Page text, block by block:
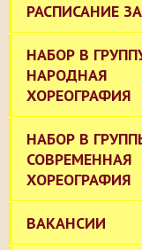
РАСПИСАНИЕ
НАБОР В
НАРОДНАЯ
ХОРЕОГРАФИЯ
НАБОР В
СОВРЕМЕННАЯ
ХОРЕОГРАФИЯ
ВАКАНСИИ